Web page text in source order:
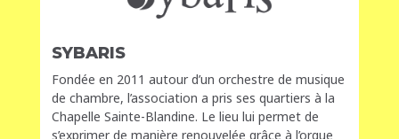
SYBARIS
Fondée en 2011 autour d’un orchestre de musique
de chambre, l’association a pris ses quartiers à la
Chapelle Sainte-Blandine. Le lieu lui permet de
s’exprimer de manière renouvelée grâce à l’orgue